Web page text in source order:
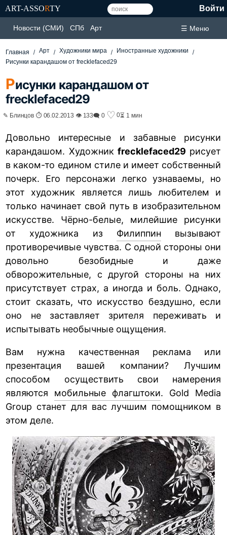
ART-ASSORTY Войти
Новости (СМИ) СПб Арт ☰ Меню
Главная Арт Художники мира
Иностранные художники
Рисунки карандашом от frecklefaced29
Рисунки карандашом от
frecklefaced29
✎ Блинцов ⏱ 06.02.2013 👁 133🗨 0 ♡ 0⏳ 1 мин
Довольно интересные и забавные рисунки
карандашом. Художник frecklefaced29 рисует
в каком-то едином стиле и имеет собственный
почерк. Его персонажи легко узнаваемы, но
этот художник является лишь любителем и
только начинает свой путь в изобразительном
искусстве. Чёрно-белые, милейшие рисунки
от художника из Филиппин вызывают
противоречивые чувства. С одной стороны они
довольно безобидные и даже
обворожительные, с другой стороны на них
присутствует страх, а иногда и боль. Однако,
стоит сказать, что искусство бездушно, если
оно не заставляет зрителя переживать и
испытывать необычные ощущения.
Вам нужна качественная реклама или
презентация вашей компании? Лучшим
способом осуществить свои намерения
являются мобильные флагштоки. Gold Media
Group станет для вас лучшим помощником в
этом деле.